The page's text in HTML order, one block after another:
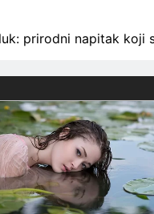
prirodni napitak koji